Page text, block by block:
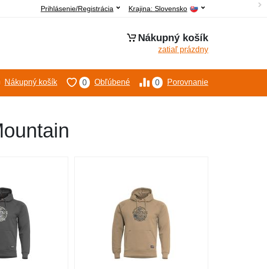
Krajina: Slovensko
Prihlásenie/Registrácia
Nákupný košík
zatiaľ prázdny
0 Porovnanie
0 Obľúbené
Nákupný košík